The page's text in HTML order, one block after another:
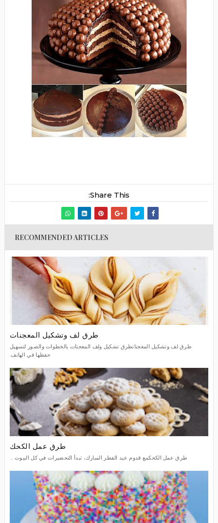
Share This:
RECOMMENDED ARTICLES
طرق لف وتشكيل المعجنات
طرق لف وتشكيل المعجناتطرق تشكيل ولف المعجنات بالخطوات والصور لتسهيل
حفظها في الهاتف.
طرق عمل الكحك
طرق عمل الكحكمع قدوم عيد الفطر المبارك، تبدأ التحضيرات في كل البيوت ...